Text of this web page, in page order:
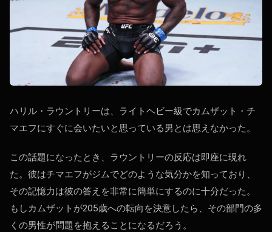
ハリル・ラウントリーは、ライトヘビー級でカムザット・チ
マエフにすぐに会いたいと思っている男とは思えなかった。
この話題になったとき、ラウントリーの反応は即座に現れ
た。彼はチマエフがジムでどのような気分かを知っており、
その記憶力は彼の答えを非常に簡単にするのに十分だった。
もしカムザットが205歳への転向を決意したら、その部門の多
くの男性が問題を抱えることになるだろう。